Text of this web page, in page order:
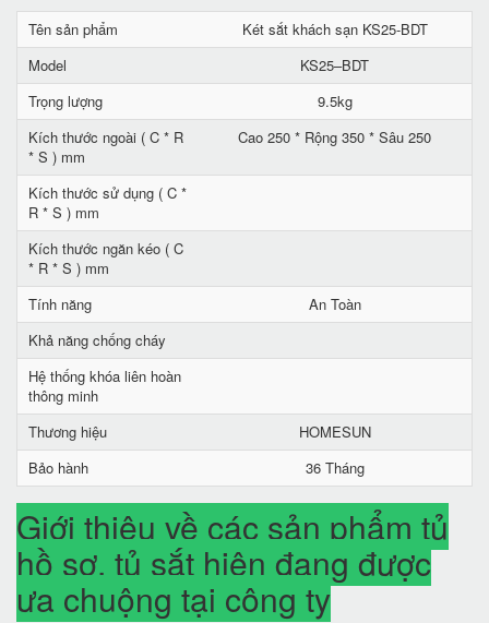
Tên sản phẩm
Két sắt khách sạn KS25-BDT
Model
KS25–BDT
Trọng lượng
9.5kg
Kích thước ngoài ( C * R
* S ) mm
Cao 250 * Rộng 350 * Sâu 250
Kích thước sử dụng ( C *
R * S ) mm
Kích thước ngăn kéo ( C
* R * S ) mm
Tính năng
An Toàn
Khả năng chống cháy
Hệ thống khóa liên hoàn
thông minh
Thương hiệu
HOMESUN
Bảo hành
36 Tháng
Giới thiệu về các sản phẩm tủ
hồ sơ, tủ sắt hiện đang được
ưa chuộng tại công ty